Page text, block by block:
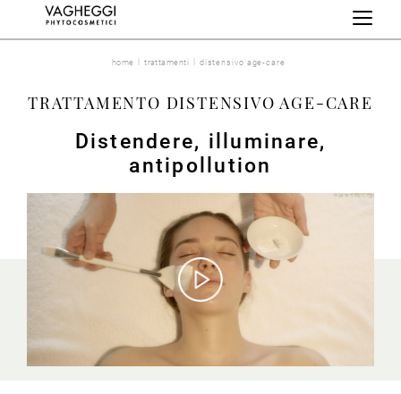
home trattamenti distensivo age-care
TRATTAMENTO DISTENSIVO AGE-CARE
Distendere, illuminare,
antipollution